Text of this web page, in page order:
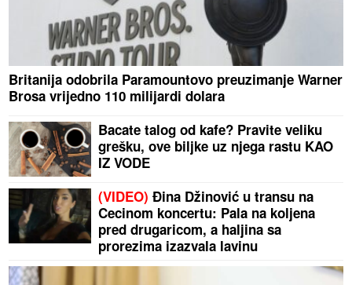
Britanija odobrila Paramountovo preuzimanje Warner
Brosa vrijedno 110 milijardi dolara
Bacate talog od kafe? Pravite veliku
grešku, ove biljke uz njega rastu KAO
IZ VODE
(VIDEO) Đina Džinović u transu na
Cecinom koncertu: Pala na koljena
pred drugaricom, a haljina sa
prorezima izazvala lavinu